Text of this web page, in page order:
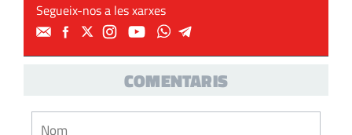
Segueix-nos a les xarxes
COMENTARIS